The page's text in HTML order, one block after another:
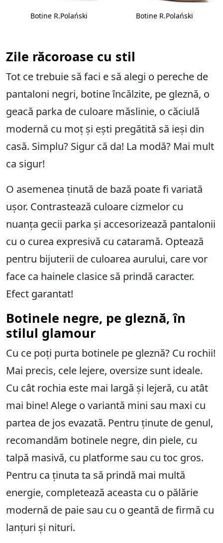
Botine R.Polański Botine R.Polański
Zile răcoroase cu stil
Tot ce trebuie să faci e să alegi o pereche de
pantaloni negri, botine încălzite, pe gleznă, o
geacă parka de culoare măslinie, o căciulă
modernă cu moț și ești pregătită să ieși din
casă. Simplu? Sigur că da! La modă? Mai mult
ca sigur!
O asemenea ținută de bază poate fi variată
ușor. Contrastează culoare cizmelor cu
nuanța gecii parka și accesorizează pantalonii
cu o curea expresivă cu cataramă. Optează
pentru bijuterii de culoarea aurului, care vor
face ca hainele clasice să prindă caracter.
Efect garantat!
Botinele negre, pe gleznă, în
stilul glamour
Cu ce poți purta botinele pe gleznă? Cu rochii!
Mai precis, cele lejere, oversize sunt ideale.
Cu cât rochia este mai largă și lejeră, cu atât
mai bine! Alege o variantă mini sau maxi cu
partea de jos evazată. Pentru ținute de genul,
recomandăm botinele negre, din piele, cu
talpă masivă, cu platforme sau cu toc gros.
Pentru ca ținuta ta să prindă mai multă
energie, completează aceasta cu o pălărie
modernă de paie sau cu o geantă de firmă cu
lanțuri și nituri.